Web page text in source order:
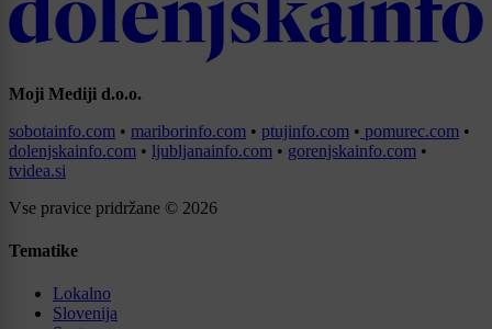
Moji Mediji d.o.o.
sobotainfo.com • mariborinfo.com • ptujinfo.com • pomurec.com •
dolenjskainfo.com • ljubljanainfo.com • gorenjskainfo.com •
tvidea.si
Vse pravice pridržane © 2026
Tematike
Lokalno
Slovenija